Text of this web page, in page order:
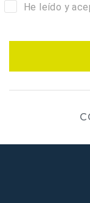
He leído y